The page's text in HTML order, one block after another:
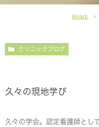
HOME
クリニックブログ
久々の現地学び
久々の学会。認定看護師とし